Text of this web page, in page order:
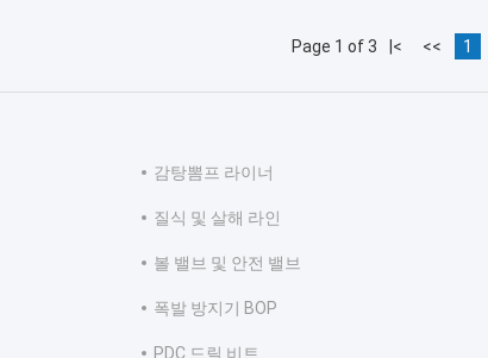
Page 1 of 3 |< << 1
감탕뽐프 라이너
질식 및 살해 라인
볼 밸브 및 안전 밸브
폭발 방지기 BOP
PDC 드릴 비트